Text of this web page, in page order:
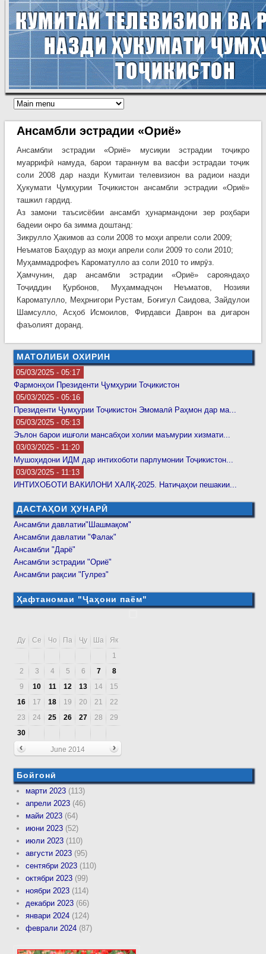
Ансамбли эстрадии «Ориё»
Ансамбли эстрадии «Ориё» мусиқии эстрадии тоҷикро
муаррифӣ намуда, барои тараннум ва васфи эстрадаи тоҷик
соли 2008 дар назди Кумитаи телевизион ва радиои назди
Ҳукумати Ҷумҳурии Тоҷикистон ансамбли эстрадии «Ориё»
ташкил гардид.
Аз замони таъсисёбии ансамбл ҳунармандони зер роҳбари
бадеии онро ба зимма доштанд:
Зикрулло Ҳакимов аз соли 2008 то моҳи апрели соли 2009;
Неъматов Баҳодур аз моҳи апрели соли 2009 то соли 2010;
Муҳаммадрофеъ Кароматулло аз соли 2010 то имрӯз.
Ҳамчунин, дар ансамбли эстрадии «Ориё» сарояндаҳо
Тоҷиддин Қурбонов, Муҳаммадҷон Неъматов, Нозияи
Кароматулло, Меҳрнигори Рустам, Боғигул Саидова, Зайдулои
Шамсулло, Асҳоб Исмоилов, Фирдавси Даврон ва дигарон
фаъолият доранд.
МАТОЛИБИ ОХИРИН
05/03/2025 - 05:17
Фармонҳои Президенти Ҷумҳурии Тоҷикистон
05/03/2025 - 05:16
Президенти Ҷумҳурии Тоҷикистон Эмомалӣ Раҳмон дар ма...
05/03/2025 - 05:13
Эълон барои ишғоли мансабҳои холии маъмурии хизмати...
03/03/2025 - 11:20
Мушоҳидони ИДМ дар интихоботи парлумонии Тоҷикистон...
03/03/2025 - 11:13
ИНТИХОБОТИ ВАКИЛОНИ ХАЛҚ-2025. Натиҷаҳои пешакии...
ДАСТАҲОИ ҲУНАРӢ
Ансамбли давлатии"Шашмақом"
Ансамбли давлатии "Фалак"
Ансамбли "Дарё"
Ансамбли эстрадии "Ориё"
Ансамбли рақсии "Гулрез"
Ҳафтаномаи "Ҷаҳони паём"
Ду Се Чо Па Ҷу Ша
Як
1
2
3 4 5 6 7
8
9
10 11 12 13 14
15
16
17 18 19 20 21
22
23
24 25 26 27 28
29
30
June 2014
Бойгонӣ
марти 2023 (113)
апрели 2023 (46)
майи 2023 (64)
июни 2023 (52)
июли 2023 (110)
августи 2023 (95)
сентябри 2023 (110)
октябри 2023 (99)
ноябри 2023 (114)
декабри 2023 (66)
январи 2024 (124)
феврали 2024 (87)